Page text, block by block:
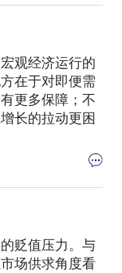
观经济运行的
在于对即便需
更多保障；不
长的拉动更困
贬值压力。与
场供求角度看